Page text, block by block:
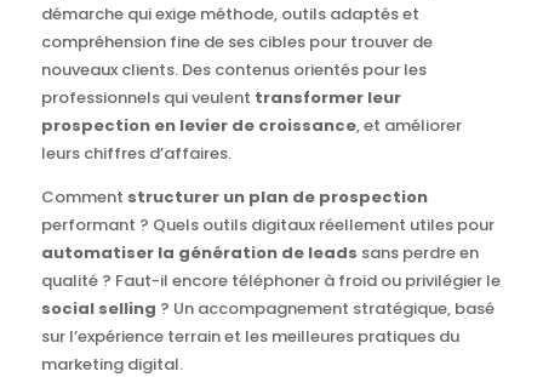
démarche qui exige méthode, outils adaptés et
compréhension fine de ses cibles pour trouver de
nouveaux clients. Des contenus orientés pour les
professionnels qui veulent transformer leur
prospection en levier de croissance, et améliorer
leurs chiffres d’affaires.
Comment structurer un plan de prospection
performant ? Quels outils digitaux réellement utiles pour
automatiser la génération de leads sans perdre en
qualité ? Faut-il encore téléphoner à froid ou privilégier le
social selling ? Un accompagnement stratégique, basé
sur l’expérience terrain et les meilleures pratiques du
marketing digital.